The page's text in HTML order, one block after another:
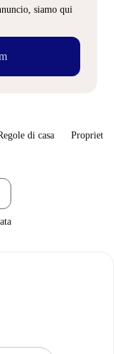
siamo qui
di casa